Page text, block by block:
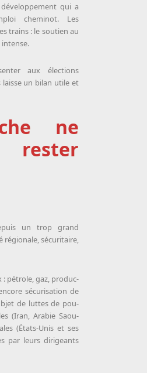
qui a
cheminot. Les
trains : le soutien au
aux élections
un bilan utile et
ne
un trop grand
ré­gio­nale, sécu­ri­taire,
: pé­trole, gaz, pro­duc­
sécu­ri­sa­tion de
de luttes de pou­
(Iran, Ara­bie Saou­
(États-Unis et ses
par leurs di­ri­geants